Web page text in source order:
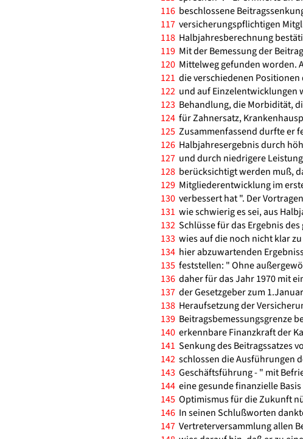
116 beschlossene
117 versicherungspflichtigen
118 Halbjahresberechnung
119 Mit der Bemessung der
120 Mittelweg gefunden worden.
121 die verschiedenen
122 und auf Einzelentwicklungen
123 Behandlung, die Morbidität,
124 für Zahnersatz,
125 Zusammenfassend durfte er
126 Halbjahresergebnis durch
127 und durch niedrigere
128 berücksichtigt werden muß,
129 Mitgliederentwicklung im
130 verbessert hat ". Der
131 wie schwierig es sei, aus
132 Schlüsse für das Ergebnis
133 wies auf die noch nicht klar
134 hier abzuwartenden
135 feststellen: " Ohne
136 daher für das Jahr 1970 mit
137 der Gesetzgeber zum
138 Heraufsetzung der
139 Beitragsbemessungsgrenze
140 erkennbare Finanzkraft der
141 Senkung des Beitragssatzes
142 schlossen die Ausführungen
143 Geschäftsführung - " mit
144 eine gesunde finanzielle
145 Optimismus für die Zukunft
146 In seinen Schlußworten
147 Vertreterversammlung allen